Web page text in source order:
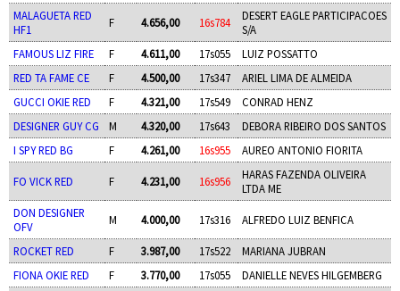
MALAGUETA RED
HF1
F 4.656,00 16s784
DESERT EAGLE PARTICIPACOES
S/A
FAMOUS LIZ FIRE
F 4.611,00 17s055
LUIZ POSSATTO
RED TA FAME CE
F 4.500,00 17s347
ARIEL LIMA DE ALMEIDA
GUCCI OKIE RED
F 4.321,00 17s549
CONRAD HENZ
DESIGNER GUY CG
M 4.320,00 17s643
DEBORA RIBEIRO DOS SANTOS
I SPY RED BG
F 4.261,00 16s955 AUREO ANTONIO FIORITA
FO VICK RED F 4.231,00 16s956
HARAS FAZENDA OLIVEIRA
LTDA ME
DON DESIGNER
OFV
M 4.000,00 17s316 ALFREDO LUIZ BENFICA
ROCKET RED F 3.987,00 17s522
MARIANA JUBRAN
FIONA OKIE RED
F 3.770,00 17s055
DANIELLE NEVES HILGEMBERG